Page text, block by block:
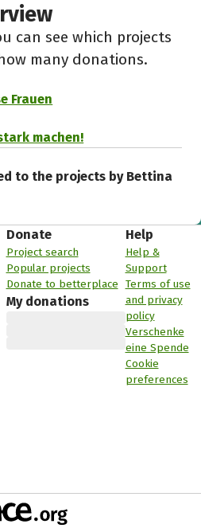
can see which projects
many donations.
Frauen
machen!
to the projects by Bettina
Donate
Project search
Popular projects
Donate to betterplace
My donations
Help
Help &
Support
Terms of use
and privacy
policy
Verschenke
eine Spende
Cookie
preferences